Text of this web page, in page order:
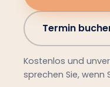
Termin
Kostenlos und
sprechen Sie, wenn